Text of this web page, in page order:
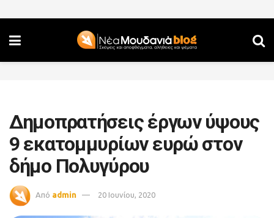
Δημοπρατήσεις έργων ύψους
9 εκατομμυρίων ευρώ στον
δήμο Πολυγύρου
Από admin 20 Ιουνίου, 2020